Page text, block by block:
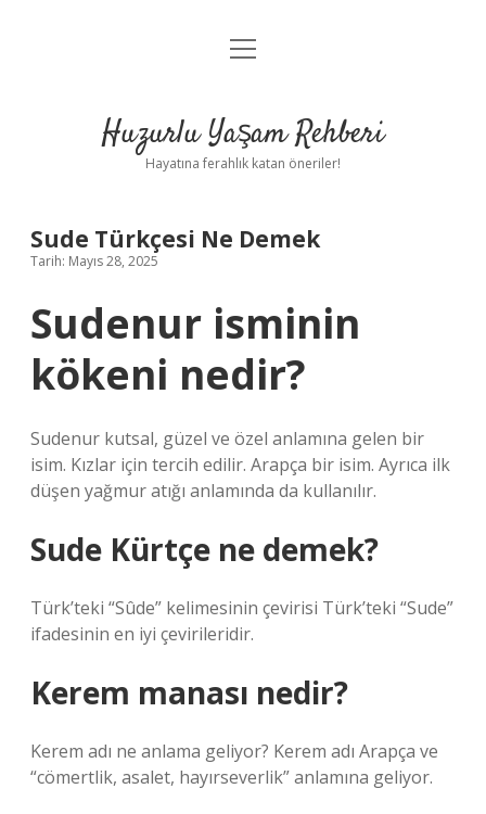
Anasayfa
Yasal Uyarı
menüyü
Huzurlu Yaşam Rehberi
Hayatına ferahlık katan öneriler!
Sude Türkçesi Ne Demek
Tarih: Mayıs 28, 2025
Sudenur isminin
kökeni nedir?
Sudenur kutsal, güzel ve özel anlamına gelen bir
isim. Kızlar için tercih edilir. Arapça bir isim. Ayrıca ilk
düşen yağmur atığı anlamında da kullanılır.
Sude Kürtçe ne demek?
Türk’teki “Sûde” kelimesinin çevirisi Türk’teki “Sude”
ifadesinin en iyi çevirileridir.
Kerem manası nedir?
Kerem adı ne anlama geliyor? Kerem adı Arapça ve
“cömertlik, asalet, hayırseverlik” anlamına geliyor.